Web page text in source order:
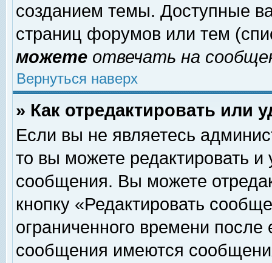
созданием темы. Доступные
страниц форумов или тем
можете отвечать на
Вернуться наверх
» Как отредактировать или
Если вы не являетесь
то вы можете редактировать и
сообщения. Вы можете
кнопку «Редактировать
ограниченного времени
сообщения имеются